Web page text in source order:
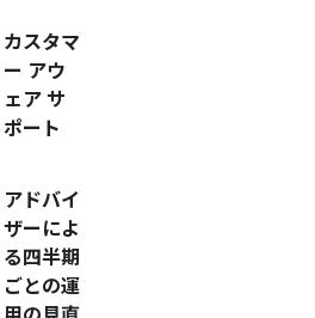
カスタマ
ー アウ
ェア サ
ポート
アドバイ
ザーによ
る四半期
ごとの運